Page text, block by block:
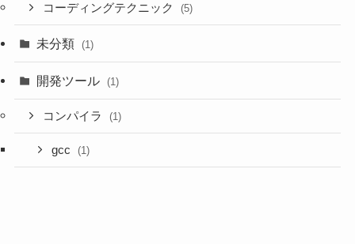
コーディングテクニック (5)
未分類 (1)
開発ツール (1)
コンパイラ (1)
gcc (1)